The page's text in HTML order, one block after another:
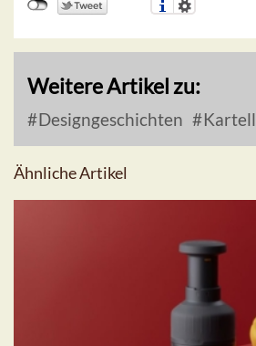
Weitere Artikel zu:
Designgeschichten Kartell
Ähnliche Artikel